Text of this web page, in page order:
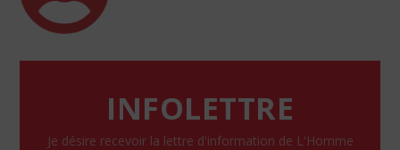
INFOLETTRE
Je désire recevoir la lettre d'information de L'Homme